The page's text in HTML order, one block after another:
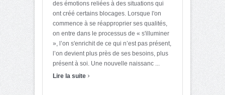
des émotions reliées à des situations qui
ont créé certains blocages. Lorsque l'on
commence à se réapproprier ses qualités,
on entre dans le processus de « s'illuminer
», l’on s'enrichit de ce qui n’est pas présent,
l’on devient plus près de ses besoins, plus
présent à soi. Une nouvelle naissanc ...
Lire la suite ›